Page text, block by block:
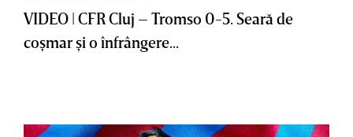
VIDEO | CFR Cluj – Tromso 0-5. Seară de
coşmar şi o înfrângere...